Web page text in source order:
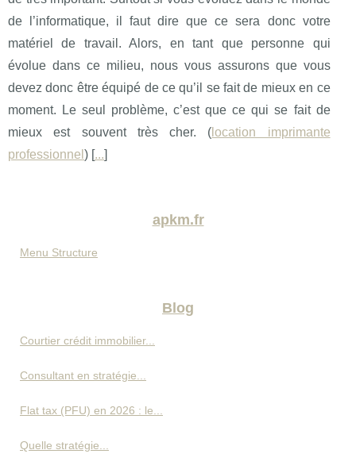
de l’informatique, il faut dire que ce sera donc votre
matériel de travail. Alors, en tant que personne qui
évolue dans ce milieu, nous vous assurons que vous
devez donc être équipé de ce qu’il se fait de mieux en ce
moment. Le seul problème, c’est que ce qui se fait de
mieux est souvent très cher. ( location imprimante
professionnel ) [...]
apkm.fr
Menu Structure
Blog
Courtier crédit immobilier...
Consultant en stratégie...
Flat tax (PFU) en 2026 : le...
Quelle stratégie...